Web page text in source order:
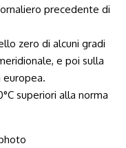
precedente di
zero di alcuni gradi
e poi sulla
europea.
superiori alla norma